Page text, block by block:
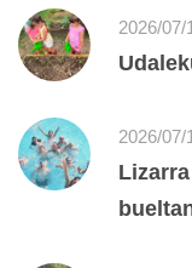
2026/07/
2026/07/